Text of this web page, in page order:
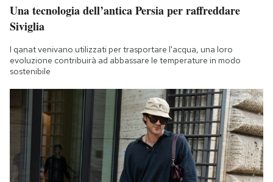
Una tecnologia dell’antica Persia per raffreddare
Siviglia
I qanat venivano utilizzati per trasportare l'acqua, una loro
evoluzione contribuirà ad abbassare le temperature in modo
sostenibile